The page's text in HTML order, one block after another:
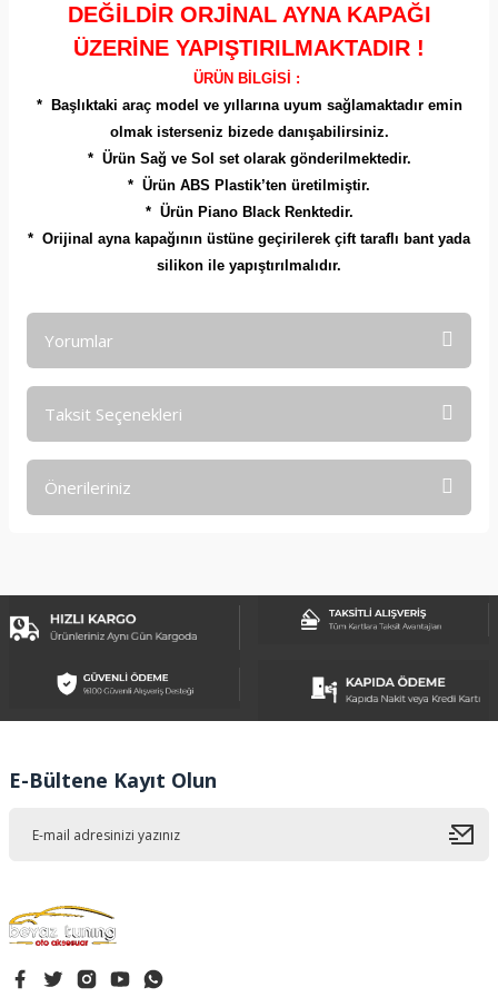
DEĞİLDİR ORJİNAL AYNA KAPAĞI
ÜZERİNE YAPIŞTIRILMAKTADIR !
ÜRÜN BİLGİSİ :
* Başlıktaki araç model ve yıllarına uyum sağlamaktadır emin
olmak isterseniz bizede danışabilirsiniz.
* Ürün Sağ ve Sol set olarak gönderilmektedir.
* Ürün ABS Plastik’ten üretilmiştir.
* Ürün Piano Black Renktedir.
* Orijinal ayna kapağının üstüne geçirilerek çift taraflı bant yada
silikon ile yapıştırılmalıdır.
Yorumlar
Taksit Seçenekleri
Önerileriniz
Görüş ve önerileriniz için teşekkür ederiz.
Ürün açıklamasında eksik bilgiler bulunuyor.
Ürün bilgilerinde hatalar bulunuyor.
Bu ürüne benzer farklı alternatifler olmalı.
E-Bültene Kayıt Olun